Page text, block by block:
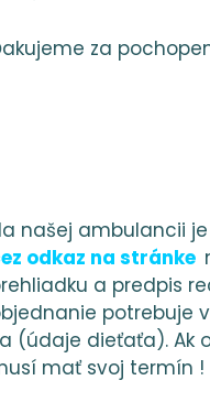
ochrany
fyzických
č. 95/46/
údajov a
od 25.05.2018
sv. Martina 9,
za
našej ambulancii
odkaz na stránke
a predpis
potrebuje
(údaje dieťaťa). Ak
mať svoj termín !